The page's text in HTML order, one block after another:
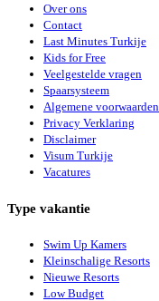
Over ons
Contact
Last Minutes Turkije
Kids for Free
Veelgestelde vragen
Spaarsysteem
Algemene voorwaarden
Privacy Verklaring
Disclaimer
Visum Turkije
Vacatures
Type vakantie
Swim Up Kamers
Kleinschalige Resorts
Nieuwe Resorts
Low Budget